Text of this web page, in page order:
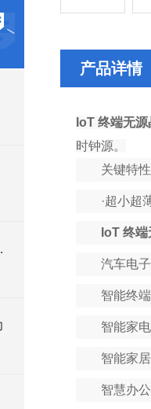
优势
产品详情
IoT 终端无
时钟源。
关键特性
·超小超
IoT 终
汽车电
智能终
智能家
智能家
智慧办